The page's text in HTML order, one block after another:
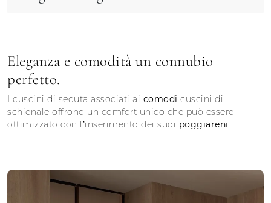
Eleganza e comodità un connubio
perfetto.
I cuscini di seduta associati ai comodi cuscini di
schienale offrono un comfort unico che può essere
ottimizzato con l’inserimento dei suoi poggiareni.